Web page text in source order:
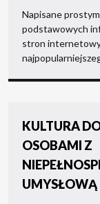
Napisane
podstawowych
stron
KULTURA
OSOBAMI Z
UMYSŁOWĄ